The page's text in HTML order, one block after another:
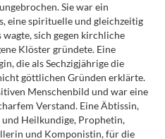
Sie war ein
eine spirituelle und gleichzeitig
sich gegen kirchliche
Klöster gründete. Eine
die als Sechzigjährige die
göttlichen Gründen erklärte.
Menschenbild und war eine
Verstand. Eine Äbtissin,
Heilkundige, Prophetin,
und Komponistin, für die